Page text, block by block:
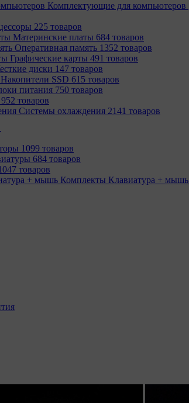
Комплектующие для компьютеров
225 товаров
Материнcкие платы 684 товаров
Оперативная память 1352 товаров
Графические карты 491 товаров
диски 147 товаров
Накопители SSD 615 товаров
питания 750 товаров
952 товаров
Системы охлаждения 2141 товаров
1099 товаров
684 товаров
товаров
Комплекты Клавиатура + мышь